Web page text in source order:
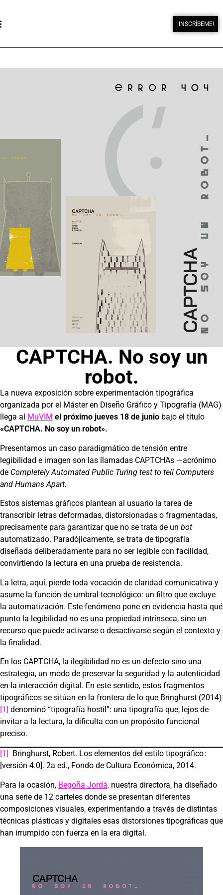
¡INSCRÍBEME!
CAPTCHA. No soy un
robot.
La nueva exposición sobre experimentación tipográfica
organizada por el Máster en Diseño Gráfico y Tipografía (MAG)
llega al MuVIM el próximo jueves 18 de junio bajo el título
«CAPTCHA. No soy un robot».
Presentamos un caso paradigmático de tensión entre
legibilidad e imagen son las llamadas CAPTCHAs —acrónimo
de Completely Automated Public Turing test to tell Computers
and Humans Apart.
Estos sistemas gráficos plantean al usuario la tarea de
transcribir letras deformadas, distorsionadas o fragmentadas,
precisamente para garantizar que no se trata de un bot
automatizado. Paradójicamente, se trata de tipografía
diseñada deliberadamente para no ser legible con facilidad,
convirtiendo la lectura en una prueba de resistencia.
La letra, aquí, pierde toda vocación de claridad comunicativa y
asume la función de umbral tecnológico: un filtro que excluye
la automatización. Este fenómeno pone en evidencia hasta qué
punto la legibilidad no es una propiedad intrínseca, sino un
recurso que puede activarse o desactivarse según el contexto y
la finalidad.
En los CAPTCHA, la ilegibilidad no es un defecto sino una
estrategia, un modo de preservar la seguridad y la autenticidad
en la interacción digital. En este sentido, estos fragmentos
tipográficos se sitúan en la frontera de lo que Bringhurst (2014)
[1] denominó “tipografía hostil”: una tipografía que, lejos de
invitar a la lectura, la dificulta con un propósito funcional
preciso.
[1]
Bringhurst, Robert. Los elementos del estilo tipográfico :
[versión 4.0]. 2a ed., Fondo de Cultura Económica, 2014.
Para la ocasión, Begoña Jordá, nuestra directora, ha diseñado
una serie de 12 carteles donde se presentan diferentes
composiciones visuales, experimentando a través de distintas
técnicas plásticas y digitales esas distorsiones tipográficas que
han irrumpido con fuerza en la era digital.